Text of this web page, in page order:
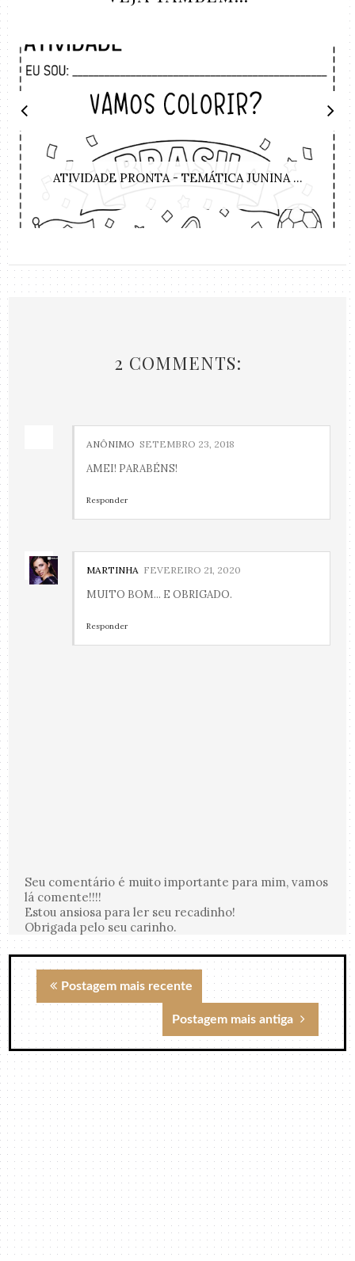
ATIVIDADE PRONTA - TEMÁTICA JUNINA ...
2 COMMENTS:
ANÔNIMO SETEMBRO 23, 2018
AMEI! PARABÉNS!
Responder
MARTINHA FEVEREIRO 21, 2020
MUITO BOM... E OBRIGADO.
Responder
Seu comentário é muito importante para mim, vamos
lá comente!!!!
Estou ansiosa para ler seu recadinho!
Obrigada pelo seu carinho.
Postagem mais recente
Postagem mais antiga